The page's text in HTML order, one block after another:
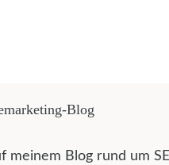
Blog
meinem Blog rund um